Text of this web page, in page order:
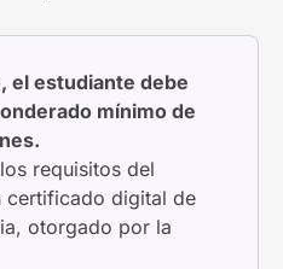
el estudiante debe
mínimo de
requisitos del
certificado digital de
otorgado por la